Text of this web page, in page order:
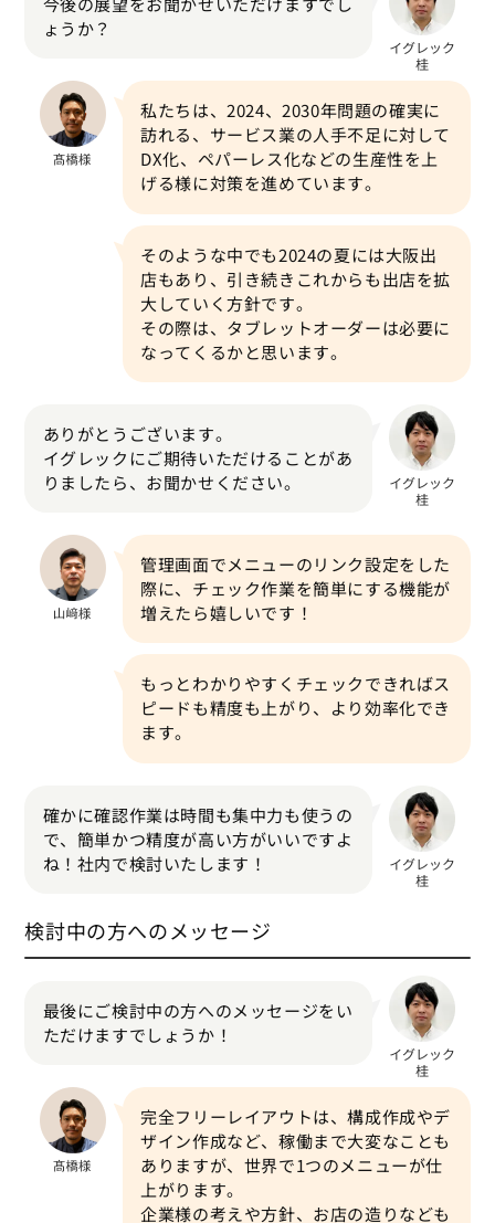
ょうか？
私たちは、2024、2030年問題の確実に
訪れる、サービス業の人手不足に対して
DX化、ペパーレス化などの生産性を上
げる様に対策を進めています。
そのような中でも2024の夏には大阪出
店もあり、引き続きこれからも出店を拡
大していく方針です。
その際は、タブレットオーダーは必要に
なってくるかと思います。
ありがとうございます。
イグレックにご期待いただけることがあ
りましたら、お聞かせください。
管理画面でメニューのリンク設定をした
際に、チェック作業を簡単にする機能が
増えたら嬉しいです！
もっとわかりやすくチェックできればス
ピードも精度も上がり、より効率化でき
ます。
確かに確認作業は時間も集中力も使うの
で、簡単かつ精度が高い方がいいですよ
ね！社内で検討いたします！
検討中の方へのメッセージ
最後にご検討中の方へのメッセージをい
ただけますでしょうか！
完全フリーレイアウトは、構成作成やデ
ザイン作成など、稼働まで大変なことも
ありますが、世界で1つのメニューが仕
上がります。
企業様の考えや方針、お店の造りなども